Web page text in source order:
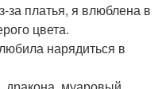
за платья, я влюблена в
цвета.
нарядиться в